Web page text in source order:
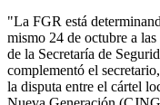
"La FGR está
mismo 24 de octubre a
de la Secretaría de
complementó el
la disputa entre el cártel